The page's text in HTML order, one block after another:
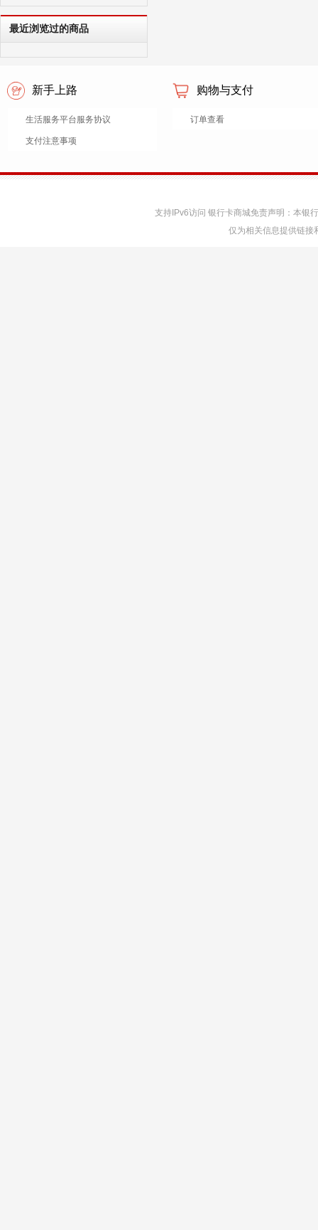
最近浏览过的商品
新手上路
生活服务平台服务协议
支付注意事项
购物与支付
订单查看
支持IPv6访问 银行卡商城免责声明：本银
仅为相关信息提供链接